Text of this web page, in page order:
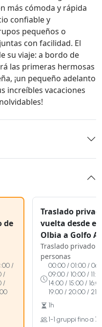
más cómoda y rápida
confiable y
pequeños o
con facilidad. El
su viaje: a bordo de
las primeras hermosas
¡un pequeño adelanto
increíbles vacaciones
de
/
/
/
Traslado
vuelta desde
Olbia a Golfo
Traslado privado
personas
00:00 / 01:00 /
09:00 / 10:00 /
14:00 / 15:00 /
19:00 / 20:00 /
1h
1-1 gruppi fino a